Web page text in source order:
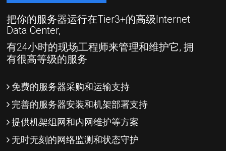
把你的服务器运行在Tier3+的高级Internet
Data Center,
有24小时的现场工程师来管理和维护它, 拥
有很高等级的服务
免费的服务器采购和运输支持
完善的服务器安装和机架部署支持
提供机架组网和内网维护等方案
无时无刻的网络监测和状态守护